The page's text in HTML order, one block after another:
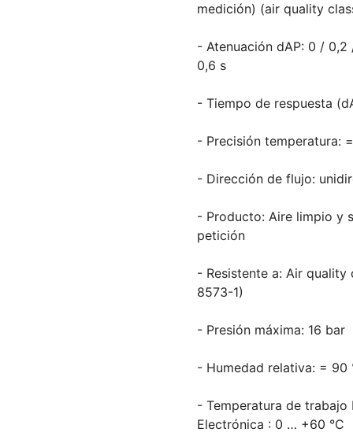
medición) (air quality
- Atenuación dAP: 0 /
0,6 s
- Tiempo de respuesta
- Precisión temperatura:
- Dirección de flujo:
- Producto: Aire limpio y
petición
- Resistente a: Air quality
8573-1)
- Presión máxima: 16 bar
- Humedad relativa: = 90
- Temperatura de
Electrónica : 0 … +60 °C